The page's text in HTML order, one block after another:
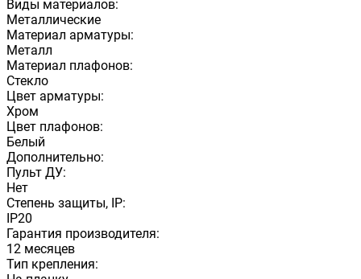
Виды материалов:
Металлические
Материал арматуры:
Металл
Материал плафонов:
Стекло
Цвет арматуры:
Хром
Цвет плафонов:
Белый
Дополнительно:
Пульт ДУ:
Нет
Степень защиты, IP:
IP20
Гарантия производителя:
12 месяцев
Тип крепления: